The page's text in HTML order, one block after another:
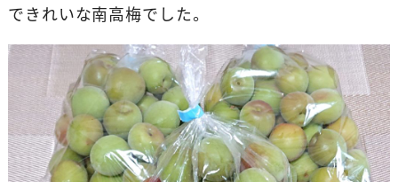
できれいな南高梅でした。